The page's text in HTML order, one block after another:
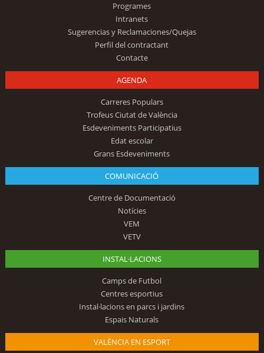
Programes
Intranets
Sugerencias y Reclamaciones/Quejas
Perfil del contractant
Contacte
AGENDA
Carreres Populars
Trofeus Ciutat de València
Esdeveniments Participatius
Edat escolar
Grans Esdeveniments
COMUNICACIÓ
Centre de Documentació
Notícies
VEM
VETV
INSTAL·LACIONS
Camps de Futbol
Centres esportius
Instal·lacions en parcs i jardins
Espais Naturals
VALÈNCIA EN ESPORT